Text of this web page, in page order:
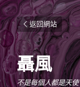
返回網站
聶風
不是每個人都是天